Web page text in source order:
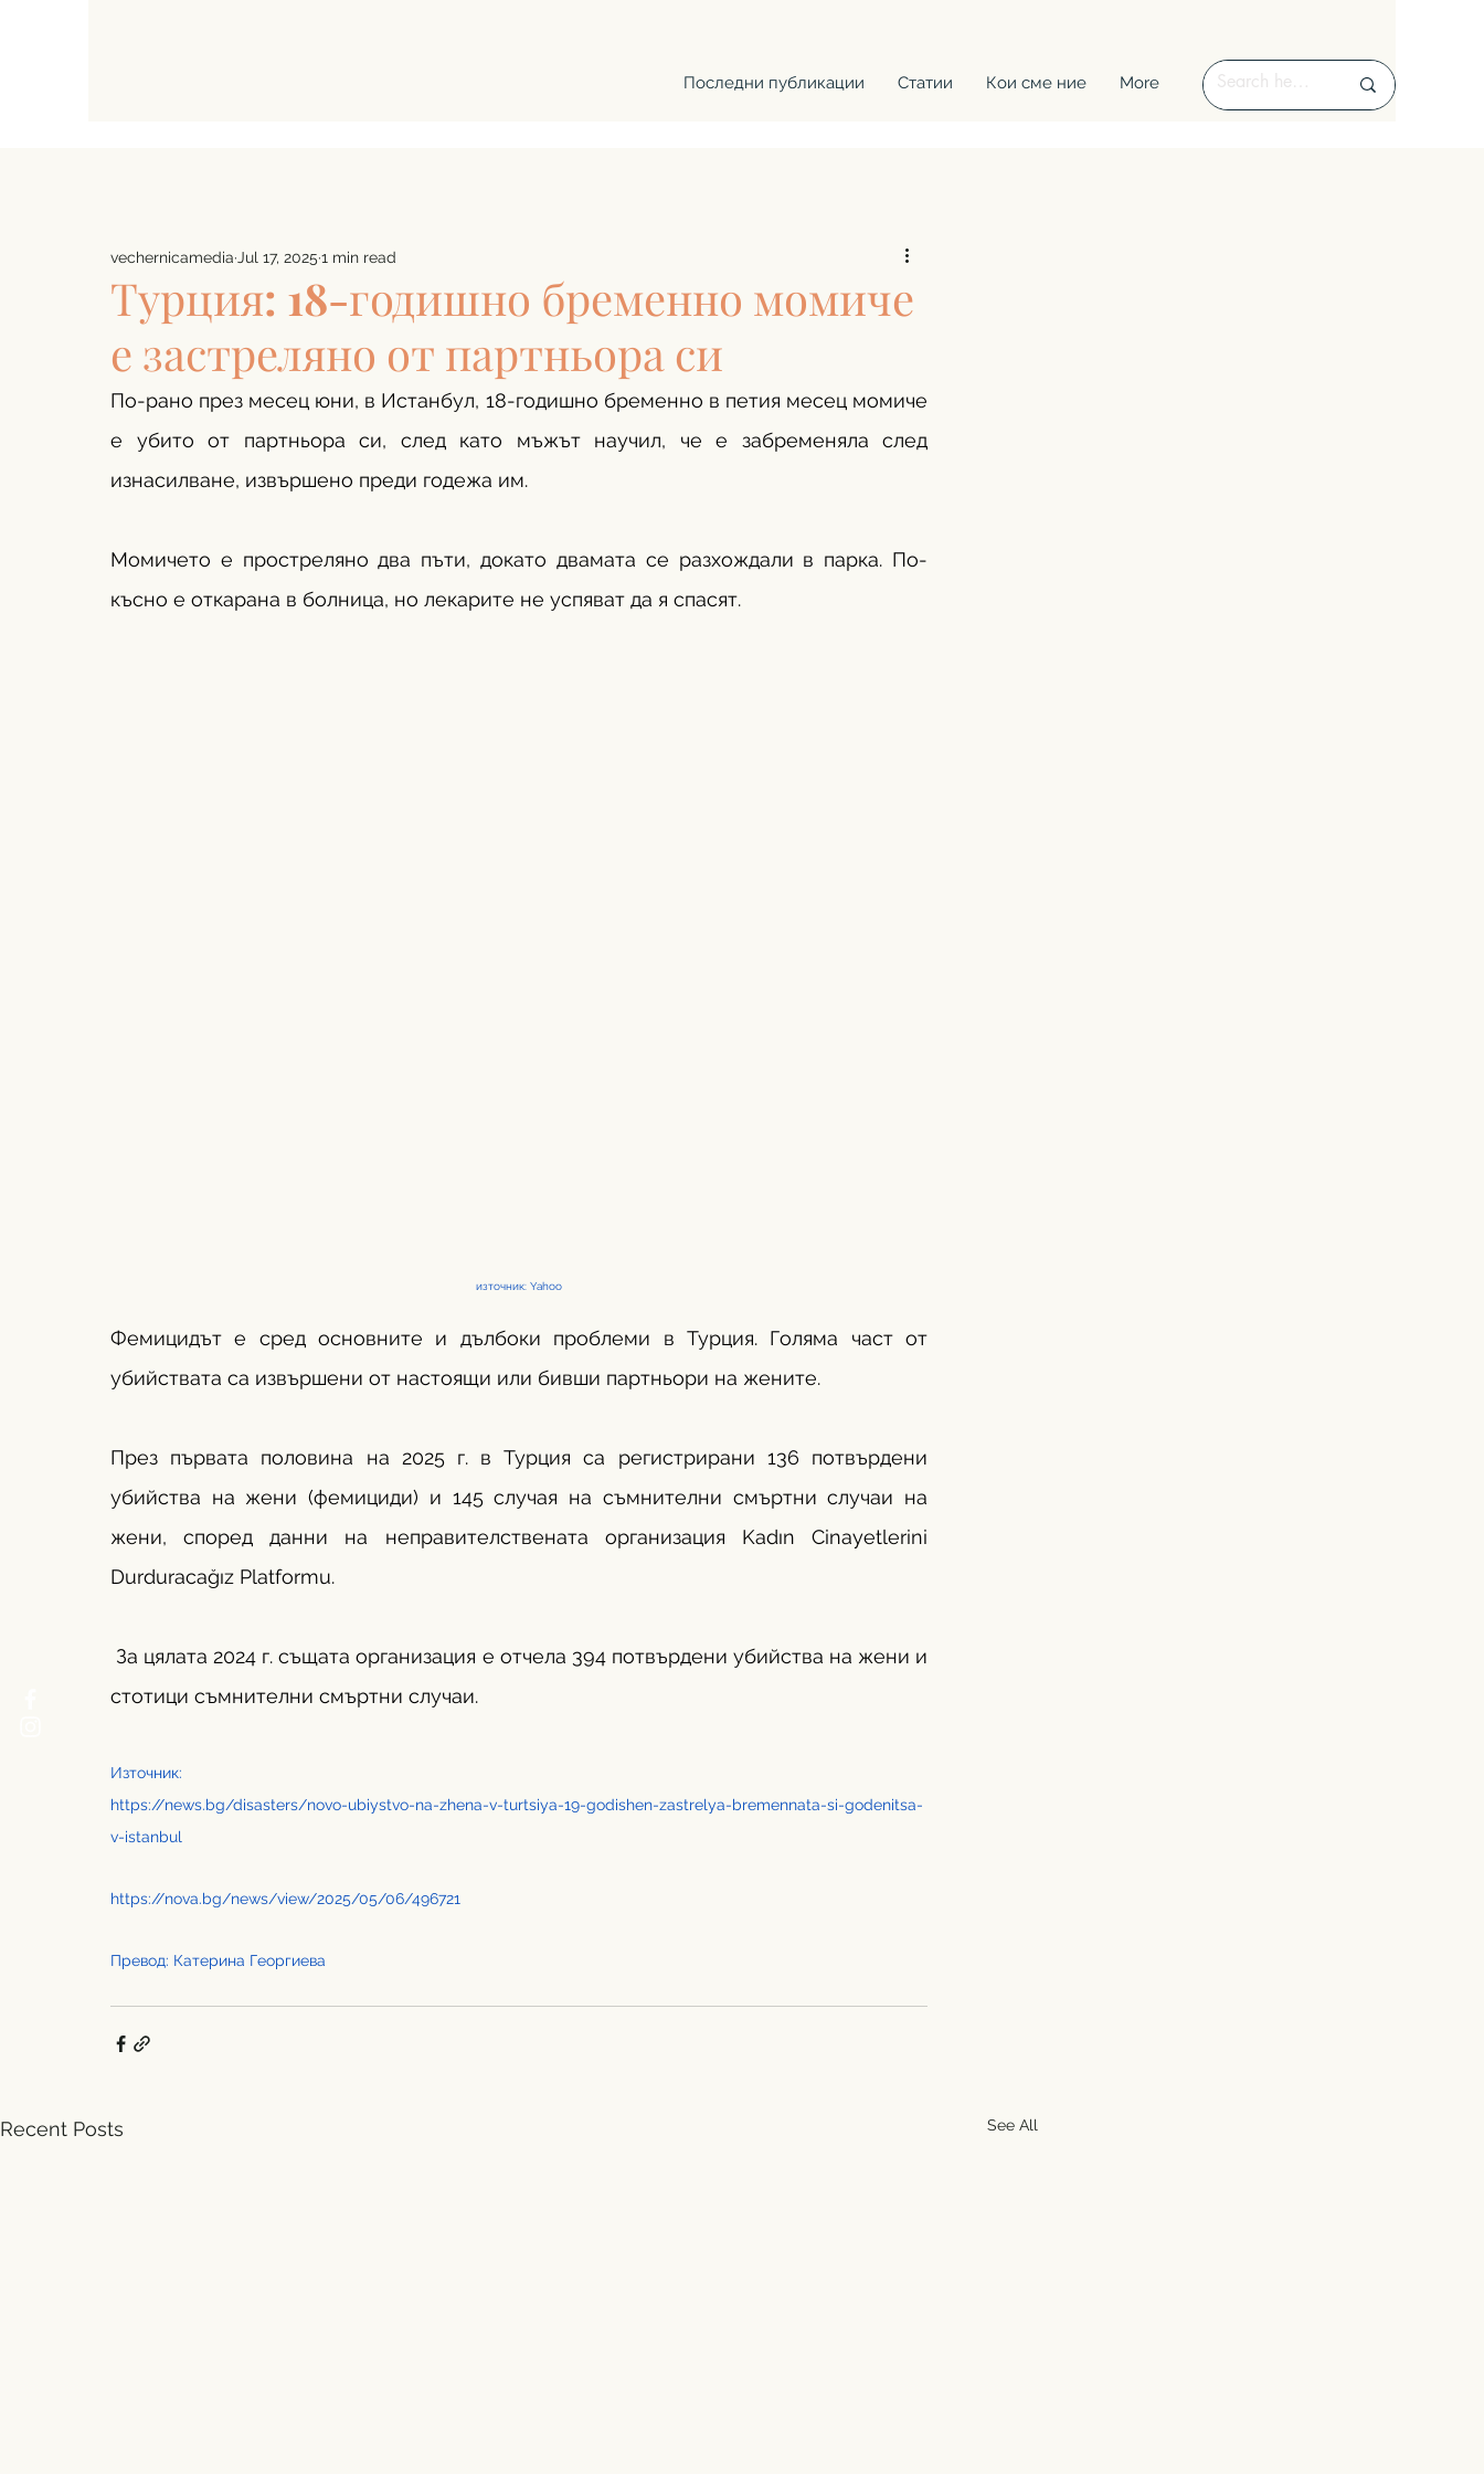
Последни публикации Статии Кои сме ние More
Турция: 18-годишно бременно момиче
е застреляно от партньора си
vechernicamedia Jul 17, 2025 1 min read
По-рано през месец юни, в Истанбул, 18-годишно бременно в петия месец момиче
е убито от партньора си, след като мъжът научил, че е забременяла след
изнасилване, извършено преди годежа им.
Момичето е простреляно два пъти, докато двамата се разхождали в парка. По-
късно е откарана в болница, но лекарите не успяват да я спасят.
източник: Yahoo
Фемицидът е сред основните и дълбоки проблеми в Турция. Голяма част от
убийствата са извършени от настоящи или бивши партньори на жените.
През първата половина на 2025 г. в Турция са регистрирани 136 потвърдени
убийства на жени (фемициди) и 145 случая на съмнителни смъртни случаи на
жени, според данни на неправителствената организация Kadın Cinayetlerini
Durduracağız Platformu.
стотици съмнителни смъртни случаи.
Източник:
https://news.bg/disasters/novo-ubiystvo-na-zhena-v-turtsiya-19-godishen-zastrelya-bremennata-si-godenitsa-
v-istanbul
https://nova.bg/news/view/2025/05/06/496721
Превод: Катерина Георгиева
Recent Posts See All